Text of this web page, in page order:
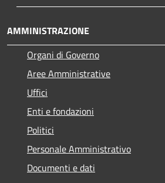
AMMINISTRAZIONE
Organi di Governo
Aree Amministrative
Uffici
Enti e fondazioni
Politici
Personale Amministrativo
Documenti e dati